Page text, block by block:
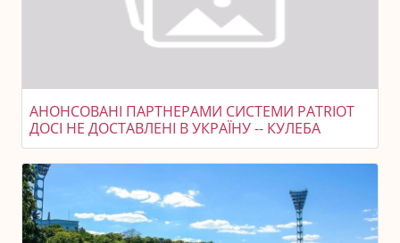
АНОНСОВАНІ ПАРТНЕРАМИ СИСТЕМИ PATRIOT
ДОСІ НЕ ДОСТАВЛЕНІ В УКРАЇНУ -- КУЛЕБА